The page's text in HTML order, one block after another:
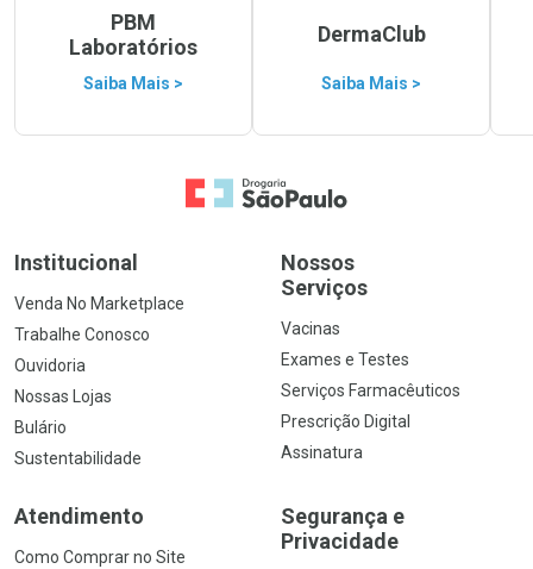
PBM
Laboratórios
Saiba Mais >
DermaClub
Saiba Mais >
Ir para a Home
Institucional
Venda No Marketplace
Trabalhe Conosco
Ouvidoria
Nossas Lojas
Bulário
Sustentabilidade
Nossos
Serviços
Vacinas
Exames e Testes
Serviços Farmacêuticos
Prescrição Digital
Assinatura
Atendimento
Como Comprar no Site
Segurança e
Privacidade